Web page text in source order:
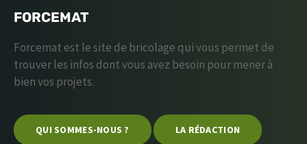
FORCEMAT
Forcemat est le site de bricolage qui vous permet de
trouver les infos dont vous avez besoin pour mener à
bien vos projets.
QUI SOMMES-NOUS ? LA RÉDACTION